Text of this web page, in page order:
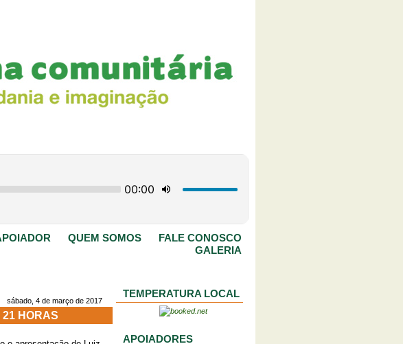
QUEM SOMOS
FALE CONOSCO
GALERIA
sábado, 4 de março de 2017
21 HORAS
TEMPERATURA LOCAL
APOIADORES